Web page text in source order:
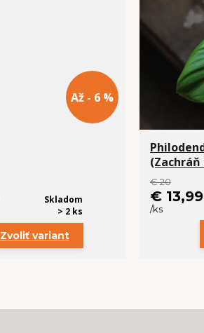
Až - 6 %
Skladom
> 2 ks
Zvoliť variant
(Zachráň
€ 20
€ 13,99
/ks